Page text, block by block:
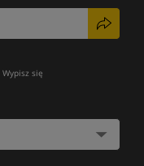
Wypisz się